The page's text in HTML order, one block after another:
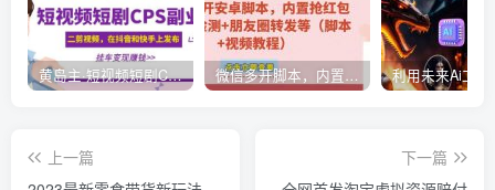
黄岛主·短视频短剧CPS副业项目：二剪视频在抖音和快手上发布，挂车变现 微信多开脚本，内置抢红包+好友检测+朋友圈转发等（安卓脚本+视频教程）
上一篇
下一篇